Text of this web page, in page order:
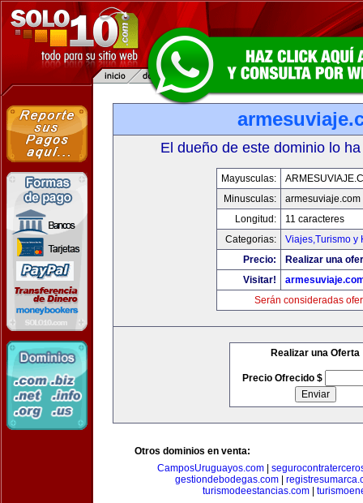
El dueño de este dominio lo
Mayusculas:
Minusculas:
armesuviaje.com
Longitud:
11 caracteres
Categorias:
Viajes,Turismo y
Precio:
Realizar una
Visitar!
Serán consideradas
Realizar una Oferta
Precio Ofrecido $
Otros dominios en venta:
CamposUruguayos.com|
gestiondebodegas.com|
turismodeestancias.com|